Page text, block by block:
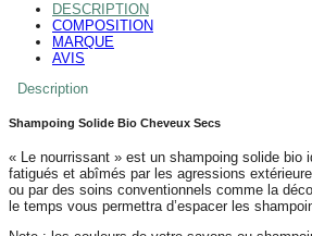
DESCRIPTION
COMPOSITION
MARQUE
AVIS
Description
Shampoing Solide Bio Cheveux Secs
« Le nourrissant » est un shampoing solide bio
fatigués et abîmés par les agressions
ou par des soins conventionnels comme la
le temps vous permettra d’espacer les